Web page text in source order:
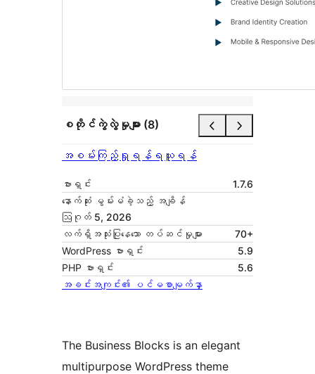
စတိုင်ကွဲလွဲမှုများ (8)
အစမ်းကြည့်ရှုရန် ရယူရန်
ဗားရှင်း
1.7.6
နောက်ဆုံး မွမ်းမံခဲ့သည့် အချိန်
ဩဂုတ် 5, 2026
လက်ရှိအသုံးပြုနေသော တပ်ဆင်မှုများ
70+
WordPress ဗားရှင်း
5.9
PHP ဗားရှင်း
5.6
အခင်းအကျင်း၏ ပင်မစာမျက်နှာ
The Business Blocks is an elegant
multipurpose WordPress theme